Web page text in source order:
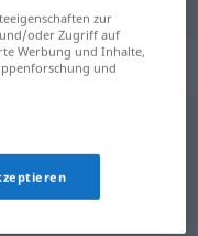
zur
oder Zugriff auf
Werbung und Inhalte,
und